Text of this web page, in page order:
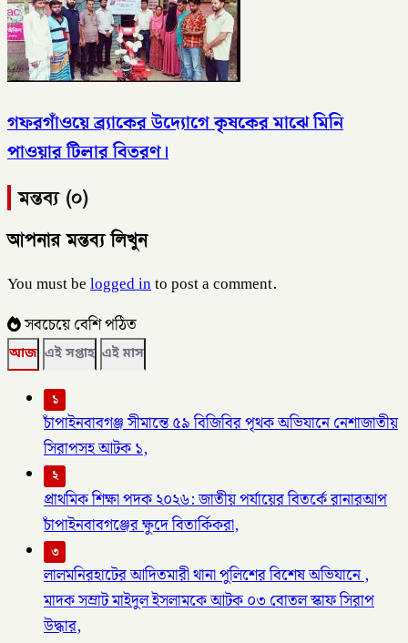
গফরগাঁওয়ে ব্র্যাকের উদ্যোগে কৃষকের মাঝে মিনি
পাওয়ার টিলার বিতরণ।
মন্তব্য (০)
আপনার মন্তব্য লিখুন
You must belogged into post a comment.
সবচেয়ে বেশি পঠিত
আজ এই সপ্তাহ এই মাস
১
চাঁপাইনবাবগঞ্জ সীমান্তে ৫৯ বিজিবির পৃথক অভিযানে নেশাজাতীয়
সিরাপসহ আটক ১,
২
প্রাথমিক শিক্ষা পদক ২০২৬: জাতীয় পর্যায়ের বিতর্কে রানারআপ
চাঁপাইনবাবগঞ্জের ক্ষুদে বিতার্কিকরা,
৩
লালমনিরহাটের আদিতমারী থানা পুলিশের বিশেষ অভিযানে ,
মাদক সম্রাট মাইদুল ইসলামকে আটক ০৩ বোতল স্কাফ সিরাপ
উদ্ধার,